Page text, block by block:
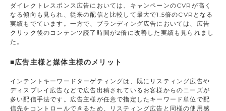
ダイレクトレスポンス広告においては、キャンペーンのCVRが高く
なる傾向も見られ、従来の配信と比較して最大で1.5倍のCVRとなる
実績もでています。一方で、ブランディング広告においては、広告
クリック後のコンテンツ読了時間が2倍に改善した実績も見られまし
た。
■広告主様と媒体主様のメリット
インテントキーワードターゲティングは、既にリスティング広告や
ディスプレイ広告などで広告出稿されているお客様からのニーズが
多い配信手法です。広告主様が任意で指定したキーワード単位で配
信先をコントロールできるため、リスティング広告と同様の使用感